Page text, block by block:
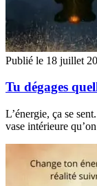
Publié le 18 juillet
Tu dégages
L’énergie, ça se
vase intérieure